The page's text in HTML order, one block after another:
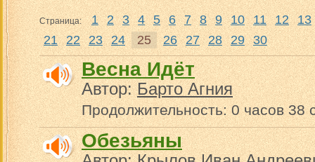
Страница: 1 2 3 4 5 6 7 8 9 10 11 12 13
21
22 23 24 25 26 27 28 29 30
Весна Идёт
Автор:Барто Агния
Продолжительность: 0 часов 38
Обезьяны